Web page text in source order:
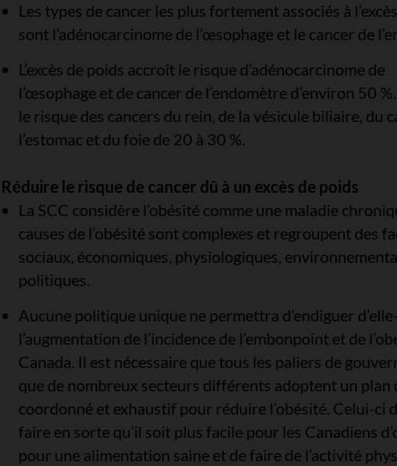
Les types de cancer les plus fortement associés à
sont l’adénocarcinome de l’œsophage et le cancer de
L’excès de poids accroît le risque d’adénocarcinome de
l’œsophage et de cancer de l’endomètre d’environ 50
le risque des cancers du rein, de la vésicule biliaire, du
l’estomac et du foie de 20 à 30 %.
Réduire le risque de cancer dû à un excès de poids
La SCC considère l’obésité comme une maladie
causes de l’obésité sont complexes et regroupent des
sociaux, économiques, physiologiques,
politiques.
Aucune politique unique ne permettra d’endiguer
l’augmentation de l’incidence de l’embonpoint et de
Canada. Il est nécessaire que tous les paliers de
que de nombreux secteurs différents adoptent un plan
coordonné et exhaustif pour réduire l’obésité. Celui-ci
faire en sorte qu’il soit plus facile pour les Canadiens
pour une alimentation saine et de faire de l’activité